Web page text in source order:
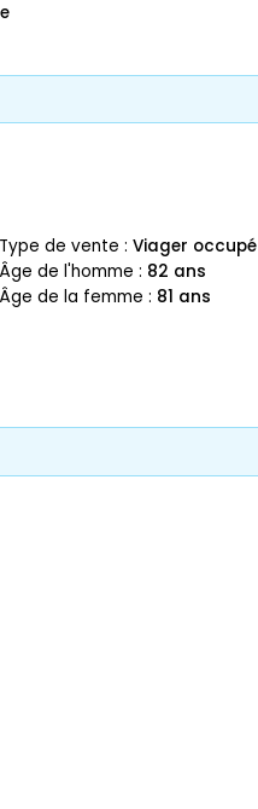
type de vente : Viager occupé
âge de l'homme : 82 ans
âge de la femme : 81 ans